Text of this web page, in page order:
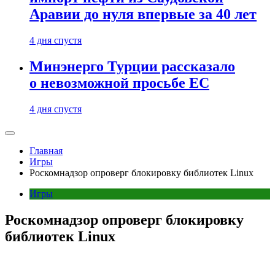
Аравии до нуля впервые за 40 лет
4 дня спустя
Минэнерго Турции рассказало
о невозможной просьбе ЕС
4 дня спустя
Главная
Игры
Роскомнадзор опроверг блокировку библиотек Linux
Игры
Роскомнадзор опроверг блокировку
библиотек Linux